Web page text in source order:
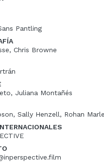
Pantling
Chris Browne
Juliana Montañés
Sally Henzell, Rohan